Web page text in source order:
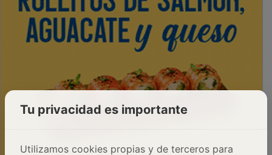
Tu privacidad es importante
Utilizamos cookies propias y de terceros para